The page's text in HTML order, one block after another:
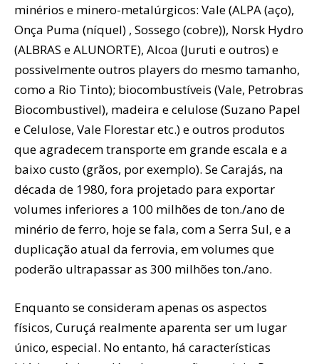
minérios e minero-metalúrgicos: Vale (ALPA (aço),
Onça Puma (níquel) , Sossego (cobre)), Norsk Hydro
(ALBRAS e ALUNORTE), Alcoa (Juruti e outros) e
possivelmente outros players do mesmo tamanho,
como a Rio Tinto); biocombustíveis (Vale, Petrobras
Biocombustivel), madeira e celulose (Suzano Papel
e Celulose, Vale Florestar etc.) e outros produtos
que agradecem transporte em grande escala e a
baixo custo (grãos, por exemplo). Se Carajás, na
década de 1980, fora projetado para exportar
volumes inferiores a 100 milhões de ton./ano de
minério de ferro, hoje se fala, com a Serra Sul, e a
duplicação atual da ferrovia, em volumes que
poderão ultrapassar as 300 milhões ton./ano.
Enquanto se consideram apenas os aspectos
físicos, Curuçá realmente aparenta ser um lugar
único, especial. No entanto, há características